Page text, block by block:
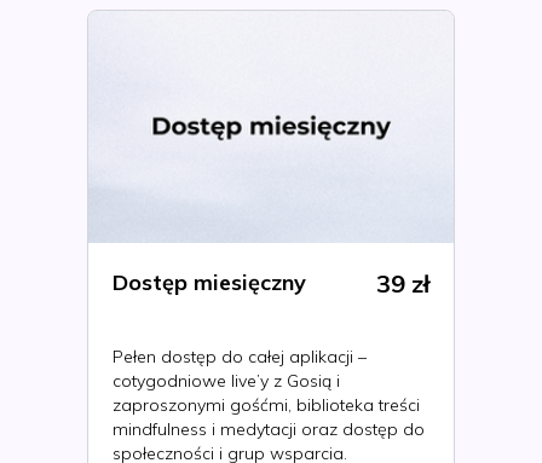
Dostęp miesięczny 39 zł
Pełen dostęp do całej aplikacji –
cotygodniowe live’y z Gosią i
zaproszonymi gośćmi, biblioteka treści
mindfulness i medytacji oraz dostęp do
społeczności i grup wsparcia.